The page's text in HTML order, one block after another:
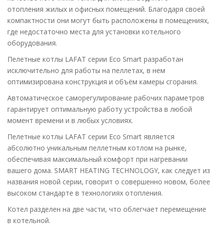
отопления жилых и офисных помещений. Благодаря своей
компактности они могут быть расположены в помещениях,
где недостаточно места для установки котельного
оборудования.
Пелетные котлы LAFAT серии Eco Smart разработан
исключительно для работы на пеллетах, в нем
оптимизирована конструкция и объём камеры сгорания.
Автоматическое саморегулирование рабочих параметров
гарантирует оптимальную работу устройства в любой
момент времени и в любых условиях.
Пелетные котлы LAFAT серии Eco Smart является
абсолютно уникальным пеллетным котлом на рынке,
обеспечивая максимальный комфорт при нагревании
вашего дома. SMART HEATING TECHNOLOGY, как следует из
названия новой серии, говорит о совершенно новом, более
высоком стандарте в технологиях отопления.
Котел разделен на две части, что облегчает перемещение
в котельной.